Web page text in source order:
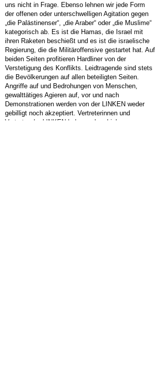
uns nicht in Frage. Ebenso lehnen wir jede Form
der offenen oder unterschwelligen Agitation gegen
„die Palästinenser“, „die Araber“ oder „die Muslime“
kategorisch ab. Es ist die Hamas, die Israel mit
ihren Raketen beschießt und es ist die israelische
Regierung, die die Militäroffensive gestartet hat. Auf
beiden Seiten profitieren Hardliner von der
Verstetigung des Konflikts. Leidtragende sind stets
die Bevölkerungen auf allen beteiligten Seiten.
Angriffe auf und Bedrohungen von Menschen,
gewalttätiges Agieren auf, vor und nach
Demonstrationen werden von der LINKEN weder
gebilligt noch akzeptiert. Vertreterinnen und
Vertreter der LINKEN haben schon bisher